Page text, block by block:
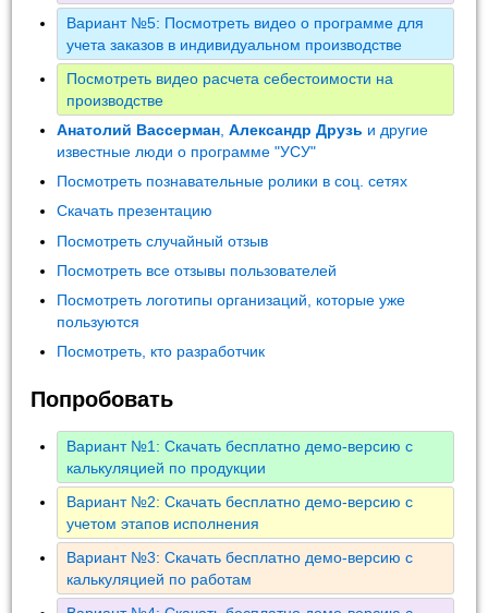
Вариант №5: Посмотреть видео о программе для
учета заказов в индивидуальном производстве
Посмотреть видео расчета себестоимости на
производстве
Анатолий Вассерман ,Александр Друзь и другие
известные люди о программе "УСУ"
Посмотреть познавательные ролики в соц. сетях
Скачать презентацию
Посмотреть случайный отзыв
Посмотреть все отзывы пользователей
Посмотреть логотипы организаций, которые уже
пользуются
Посмотреть, кто разработчик
Попробовать
Вариант №1: Скачать бесплатно демо-версию с
калькуляцией по продукции
Вариант №2: Скачать бесплатно демо-версию с
учетом этапов исполнения
Вариант №3: Скачать бесплатно демо-версию с
калькуляцией по работам